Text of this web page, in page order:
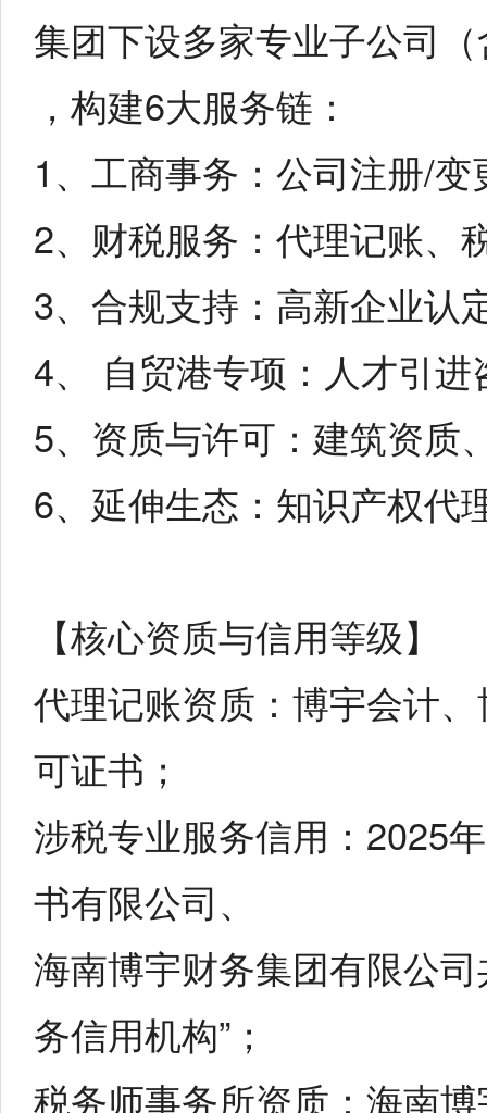
集团下设多家专业子公司
，构建6大服务链：
1、工商事务：公司注册/
2、财税服务：代理记账、
3、合规支持：高新企业认
4、 自贸港专项：人才引
5、资质与许可：建筑资质
6、延伸生态：知识产权代
【核心资质与信用等级】
代理记账资质：博宇会计
可证书；
涉税专业服务信用：2025
书有限公司、
海南博宇财务集团有限公
务信用机构”；
税务师事务所资质：海南